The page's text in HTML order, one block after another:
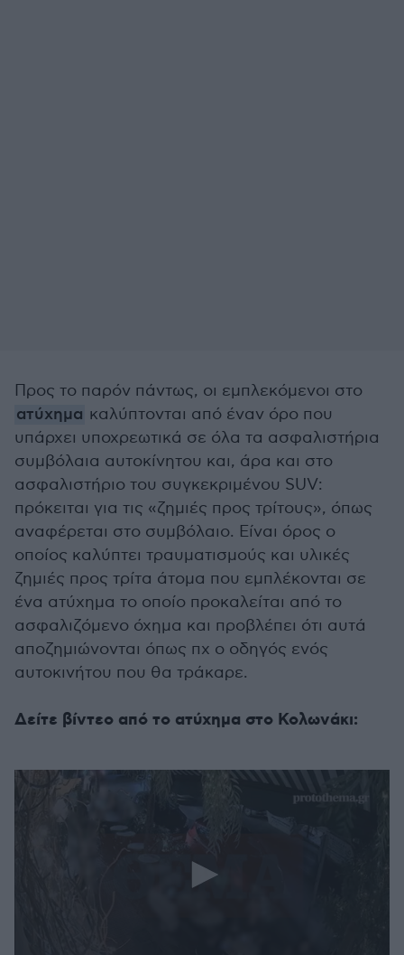
Προς το παρόν πάντως, οι εμπλεκόμενοι στο
ατύχημα καλύπτονται από έναν όρο που
υπάρχει υποχρεωτικά σε όλα τα ασφαλιστήρια
συμβόλαια αυτοκίνητου και, άρα και στο
ασφαλιστήριο του συγκεκριμένου SUV:
πρόκειται για τις «ζημιές προς τρίτους», όπως
αναφέρεται στο συμβόλαιο. Είναι όρος ο
οποίος καλύπτει τραυματισμούς και υλικές
ζημιές προς τρίτα άτομα που εμπλέκονται σε
ένα ατύχημα το οποίο προκαλείται από το
ασφαλιζόμενο όχημα και προβλέπει ότι αυτά
αποζημιώνονται όπως πχ ο οδηγός ενός
αυτοκινήτου που θα τράκαρε.
Δείτε βίντεο από το ατύχημα στο Κολωνάκι: